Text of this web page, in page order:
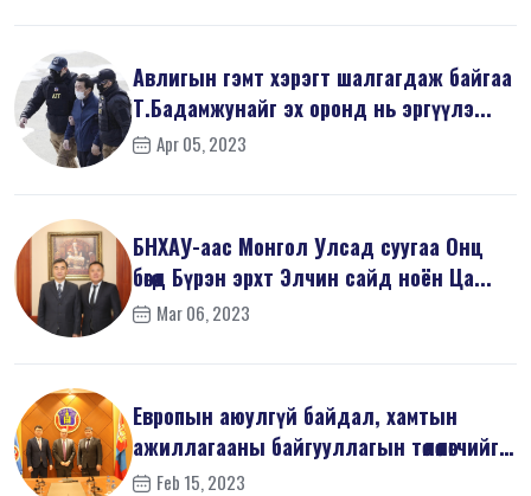
Авлигын гэмт хэрэгт шалгагдаж байгаа
Т.Бадамжунайг эх оронд нь эргүүлэ...
Apr 05, 2023
БНХАУ-аас Монгол Улсад суугаа Онц
бөгөөд Бүрэн эрхт Элчин сайд ноён Ца...
Mar 06, 2023
Европын аюулгүй байдал, хамтын
ажиллагааны байгууллагын төлөөлөгчийг
х...Feb 15, 2023